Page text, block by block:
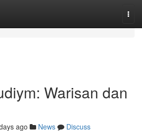
Warisan dan
ago News
Discuss